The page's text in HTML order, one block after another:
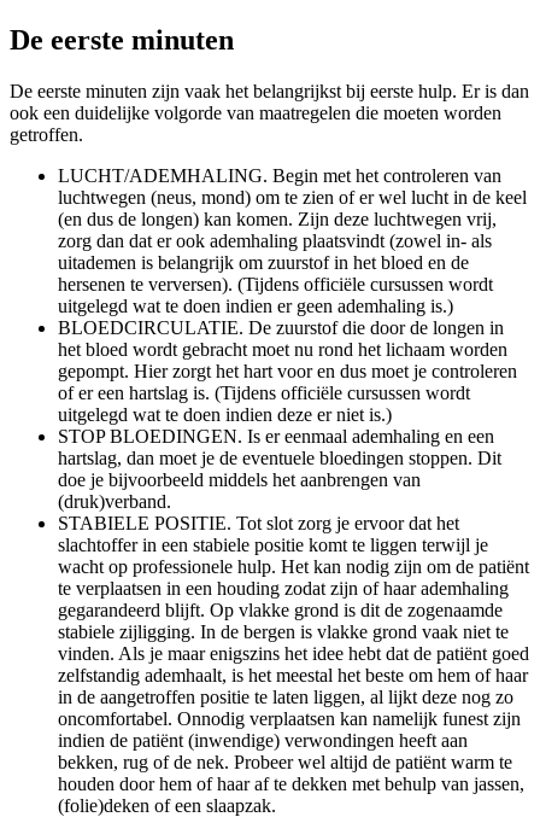
De eerste minuten
De eerste minuten zijn vaak het belangrijkst bij eerste hulp. Er is dan
ook een duidelijke volgorde van maatregelen die moeten worden
getroffen.
LUCHT/ADEMHALING. Begin met het controleren van
luchtwegen (neus, mond) om te zien of er wel lucht in de keel
(en dus de longen) kan komen. Zijn deze luchtwegen vrij,
zorg dan dat er ook ademhaling plaatsvindt (zowel in- als
uitademen is belangrijk om zuurstof in het bloed en de
hersenen te verversen). (Tijdens officiële cursussen wordt
uitgelegd wat te doen indien er geen ademhaling is.)
BLOEDCIRCULATIE. De zuurstof die door de longen in
het bloed wordt gebracht moet nu rond het lichaam worden
gepompt. Hier zorgt het hart voor en dus moet je controleren
of er een hartslag is. (Tijdens officiële cursussen wordt
uitgelegd wat te doen indien deze er niet is.)
STOP BLOEDINGEN. Is er eenmaal ademhaling en een
hartslag, dan moet je de eventuele bloedingen stoppen. Dit
doe je bijvoorbeeld middels het aanbrengen van
(druk)verband.
STABIELE POSITIE. Tot slot zorg je ervoor dat het
slachtoffer in een stabiele positie komt te liggen terwijl je
wacht op professionele hulp. Het kan nodig zijn om de patiënt
te verplaatsen in een houding zodat zijn of haar ademhaling
gegarandeerd blijft. Op vlakke grond is dit de zogenaamde
stabiele zijligging. In de bergen is vlakke grond vaak niet te
vinden. Als je maar enigszins het idee hebt dat de patiënt goed
zelfstandig ademhaalt, is het meestal het beste om hem of haar
in de aangetroffen positie te laten liggen, al lijkt deze nog zo
oncomfortabel. Onnodig verplaatsen kan namelijk funest zijn
indien de patiënt (inwendige) verwondingen heeft aan
bekken, rug of de nek. Probeer wel altijd de patiënt warm te
houden door hem of haar af te dekken met behulp van jassen,
(folie)deken of een slaapzak.